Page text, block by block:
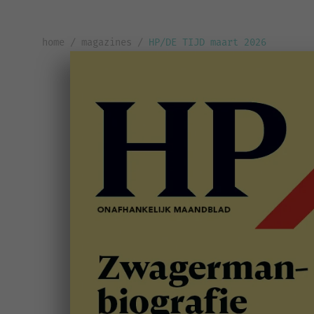
home / magazines / HP/DE TIJD maart 2026